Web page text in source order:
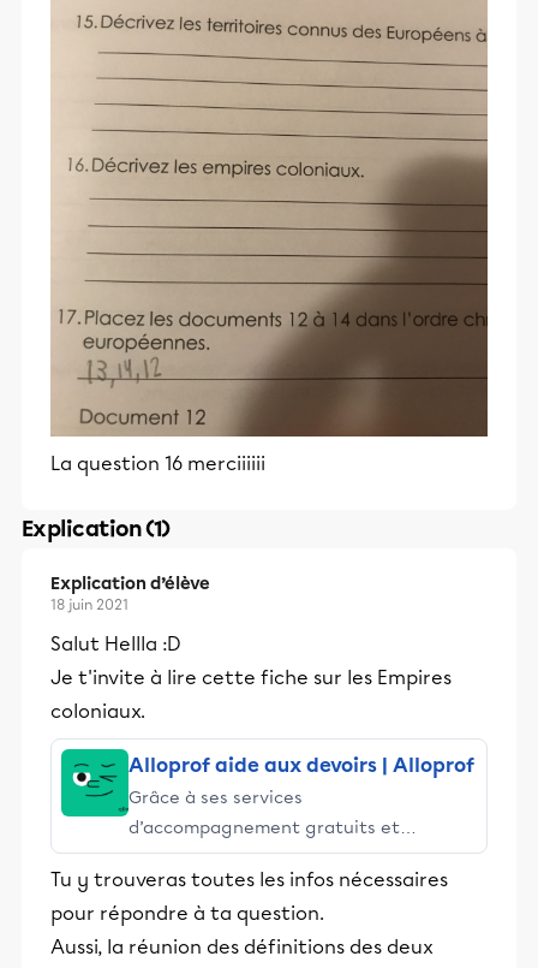
La question 16 merciiiiii
Explication (1)
Explication d’élève
18 juin 2021
Salut Hellla :D
Je t'invite à lire cette fiche sur les Empires
coloniaux.
Alloprof aide aux devoirs | Alloprof
Grâce à ses services
d’accompagnement gratuits et
stimulants, Alloprof engage les élèves
et leurs parents dans la réussite
éducative.
Tu y trouveras toutes les infos nécessaires
pour répondre à ta question.
Aussi, la réunion des définitions des deux